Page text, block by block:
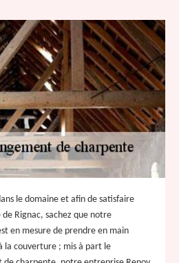
le domaine et afin de satisfaire
Rignac, sachez que notre
en mesure de prendre en main
la couverture ; mis à part le